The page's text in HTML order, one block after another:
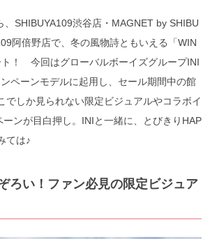
SHIBUYA109渋谷店・MAGNET by SHIBU
阿倍野店で、冬の風物詩ともいえる「WIN
！ 今回はグローバルボーイズグループINI
ペーンモデルに起用し、セール期間中の館
しか見られない限定ビジュアルやコラボイ
ンが目白押し。INIと一緒に、とびきりHAP
ては♪
ろい！ファン必見の限定ビジュア